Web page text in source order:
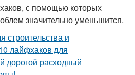
с помощью которых
значительно уменьшится.